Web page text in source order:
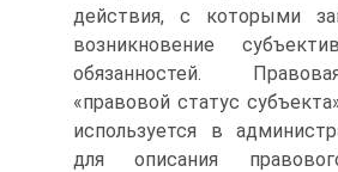
действия, с которыми
возникновение
обязанностей.
«правовой статус
используется в
для описания